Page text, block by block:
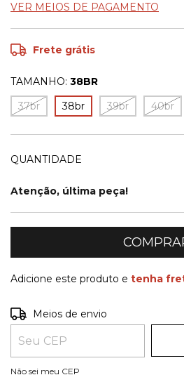
VER MEIOS DE PAGAMENTO
Frete grátis
TAMANHO: 38BR
37br
38br 39br 40br
QUANTIDADE
Atenção, última peça!
Adicione este produto e tenha
Entregas para o CEP:
Meios de envio
Não sei meu CEP